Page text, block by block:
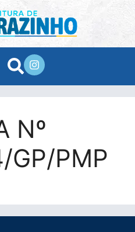
Nº
PMP